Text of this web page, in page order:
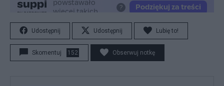
Udostępnij Udostępnij Lubię to!
Skomentuj 152 Obserwuj notkę